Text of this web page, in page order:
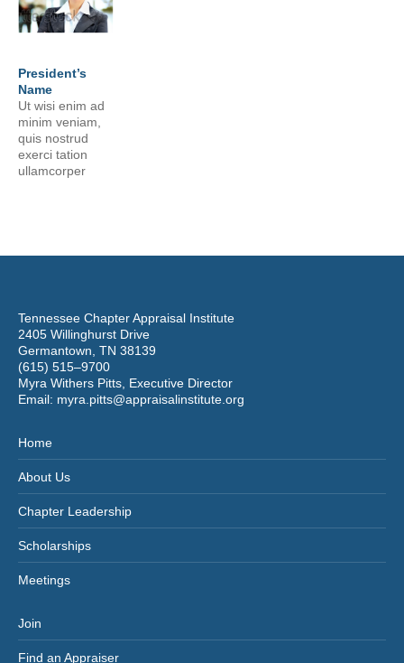
President’s
Name
Ut wisi enim ad
minim veniam,
quis nostrud
exerci tation
ullamcorper
Tennessee Chapter Appraisal Institute
2405 Willinghurst Drive
Germantown, TN 38139
(615) 515–9700
Myra Withers Pitts, Executive Director
Email: myra.pitts@appraisalinstitute.org
Home
About Us
Chapter Leadership
Scholarships
Meetings
Join
Find an Appraiser